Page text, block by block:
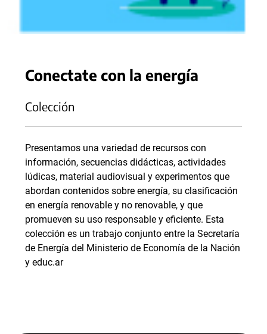
Conectate con la energía
Colección
Presentamos una variedad de recursos con
información, secuencias didácticas, actividades
lúdicas, material audiovisual y experimentos que
abordan contenidos sobre energía, su clasificación
en energía renovable y no renovable, y que
promueven su uso responsable y eficiente. Esta
colección es un trabajo conjunto entre la Secretaría
de Energía del Ministerio de Economía de la Nación
y educ.ar